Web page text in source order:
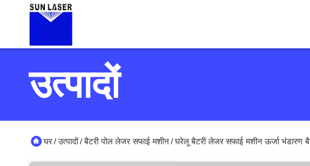
उत्पादों
घर/उत्पादों/बैटरी पोल लेजर सफाई मशीन/घरेलू बैटरी लेजर सफाई मशीन ऊर्जा भंडारण